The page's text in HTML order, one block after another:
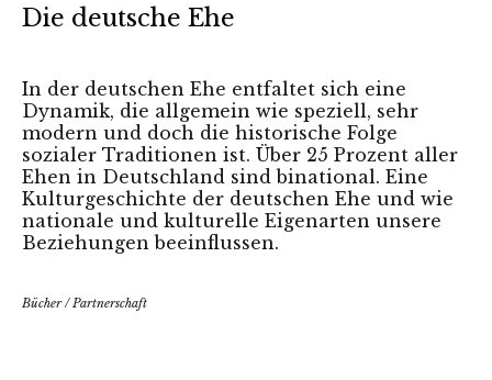
Die deutsche Ehe
In der deutschen Ehe entfaltet sich eine
Dynamik, die allgemein wie speziell, sehr
modern und doch die historische Folge
sozialer Traditionen ist. Über 25 Prozent aller
Ehen in Deutschland sind binational. Eine
Kulturgeschichte der deutschen Ehe und wie
nationale und kulturelle Eigenarten unsere
Beziehungen beeinflussen.
Bücher/ Partnerschaft